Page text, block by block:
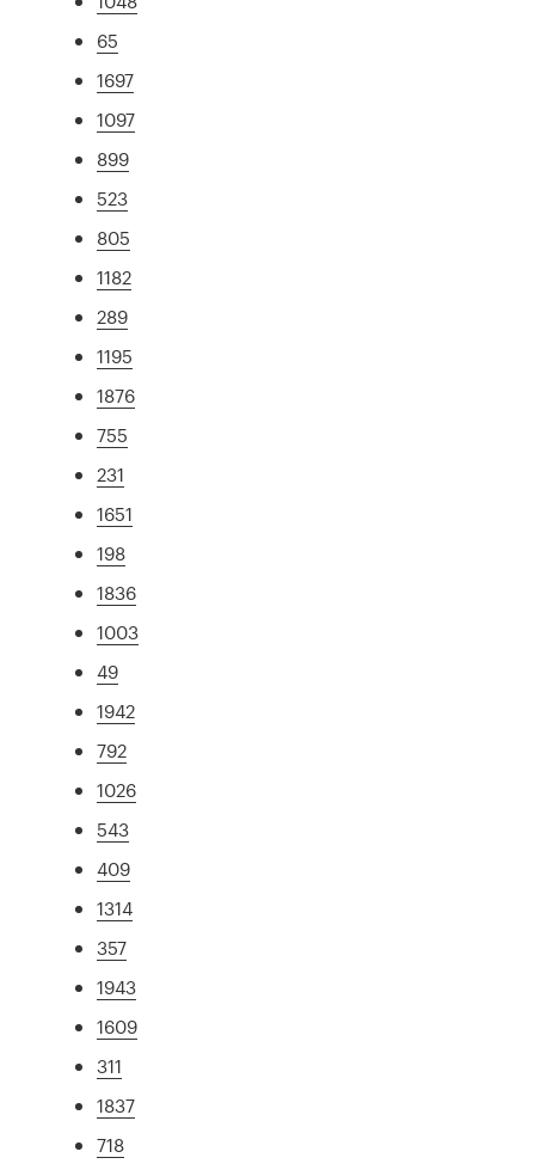
65
1697
1097
899
523
805
1182
289
1195
1876
755
231
1651
198
1836
1003
49
1942
792
1026
543
409
1314
357
1943
1609
311
1837
718